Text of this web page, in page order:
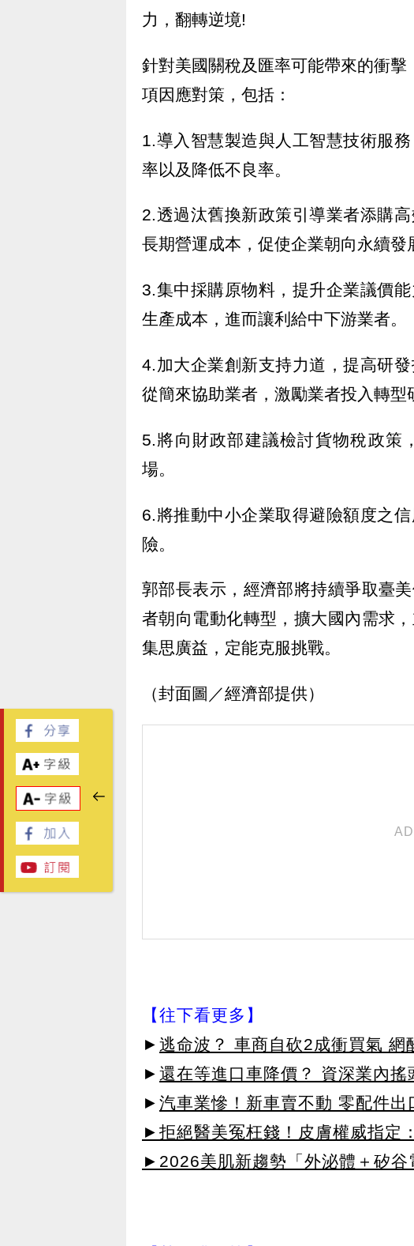
力，翻轉逆境!
針對美國關稅及匯率可能帶來的衝
項因應對策，包括：
1.導入智慧製造與人工智慧技術服
率以及降低不良率。
2.透過汰舊換新政策引導業者添購
長期營運成本，促使企業朝向永續發
3.集中採購原物料，提升企業議價
生產成本，進而讓利給中下游業者。
4.加大企業創新支持力道，提高研
從簡來協助業者，激勵業者投入轉型
5.將向財政部建議檢討貨物稅政策
場。
6.將推動中小企業取得避險額度之
險。
郭部長表示，經濟部將持續爭取臺
者朝向電動化轉型，擴大國內需求
集思廣益，定能克服挑戰。
（封面圖／經濟部提供）
【往下看更多】
► 逃命波？ 車商自砍2成衝買氣 網
► 還在等進口車降價？ 資深業內搖
► 汽車業慘！新車賣不動 零配件出
►拒絕醫美冤枉錢！皮膚權威指定
►2026美肌新趨勢「外泌體＋矽谷